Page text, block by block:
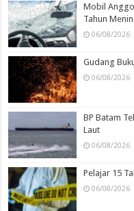
Mobil
Tahun
06/08/2026
Gudang
06/08/2026
BP Batam
Laut
06/08/2026
Pelajar 15
06/08/2026